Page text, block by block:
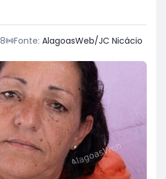
Fonte: AlagoasWeb/JC Nicácio